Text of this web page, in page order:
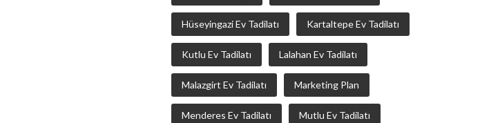
Hüseyingazi Ev Tadilatı Kartaltepe Ev Tadilatı
Kutlu Ev Tadilatı Lalahan Ev Tadilatı
Malazgirt Ev Tadilatı Marketing Plan
Menderes Ev Tadilatı Mutlu Ev Tadilatı